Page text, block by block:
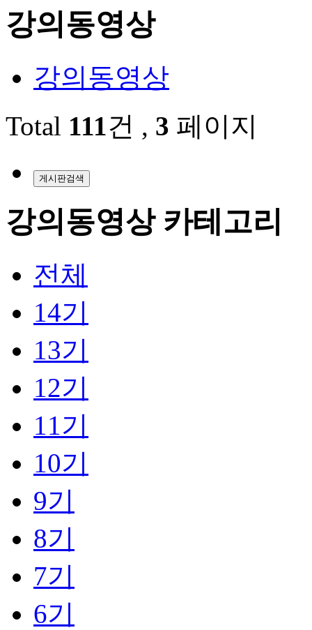
강의동영상
강의동영상
Total 111건 , 3 페이지
게시판검색
강의동영상 카테고리
전체
14기
13기
12기
11기
10기
9기
8기
7기
6기